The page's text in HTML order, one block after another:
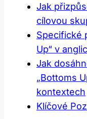
Jak
cílovou
Specifické
Up“ v
Jak
„Bottoms
kontextech
Klíčové